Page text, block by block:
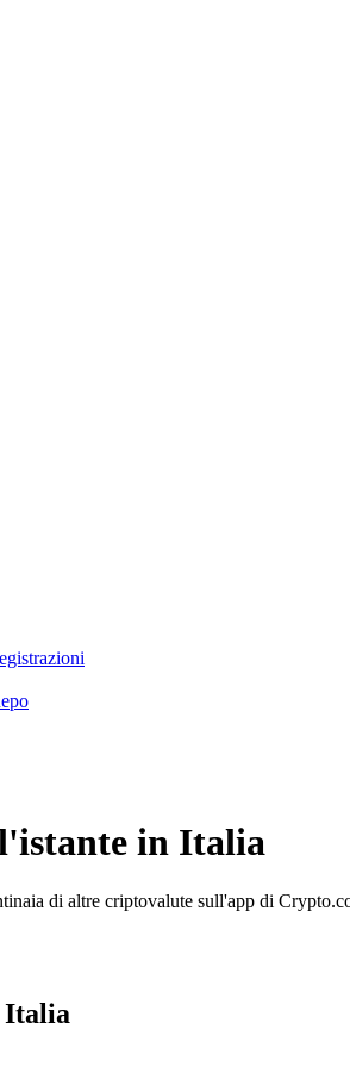
in Italia
di altre criptovalute sull'app di
Italia